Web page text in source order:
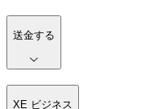
送金する
XE ビジネス